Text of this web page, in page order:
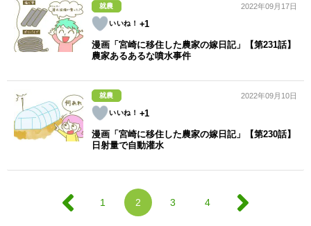
就農
+1
2022年09月17日
漫画「宮崎に移住した農家の嫁日記」【第231話】
農家あるあるな噴水事件
就農
+1
2022年09月10日
漫画「宮崎に移住した農家の嫁日記」【第230話】
日射量で自動灌水
1 2 3 4